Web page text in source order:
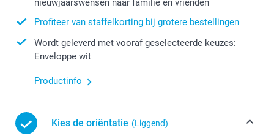
nieuwjaarswensen naar familie en vrienden
Profiteer van staffelkorting bij grotere bestellingen
Wordt geleverd met vooraf geselecteerde keuzes:
Enveloppe wit
Productinfo
Kies de oriëntatie (Liggend)